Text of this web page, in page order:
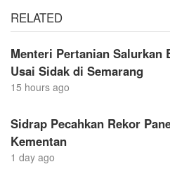
RELATED
Menteri Pertanian Salurkan
Usai Sidak di Semarang
15 hours ago
Sidrap Pecahkan Rekor
Kementan
1 day ago